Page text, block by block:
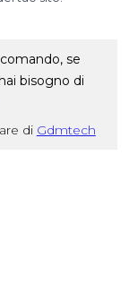
se
bisogno di
di Gdmtech